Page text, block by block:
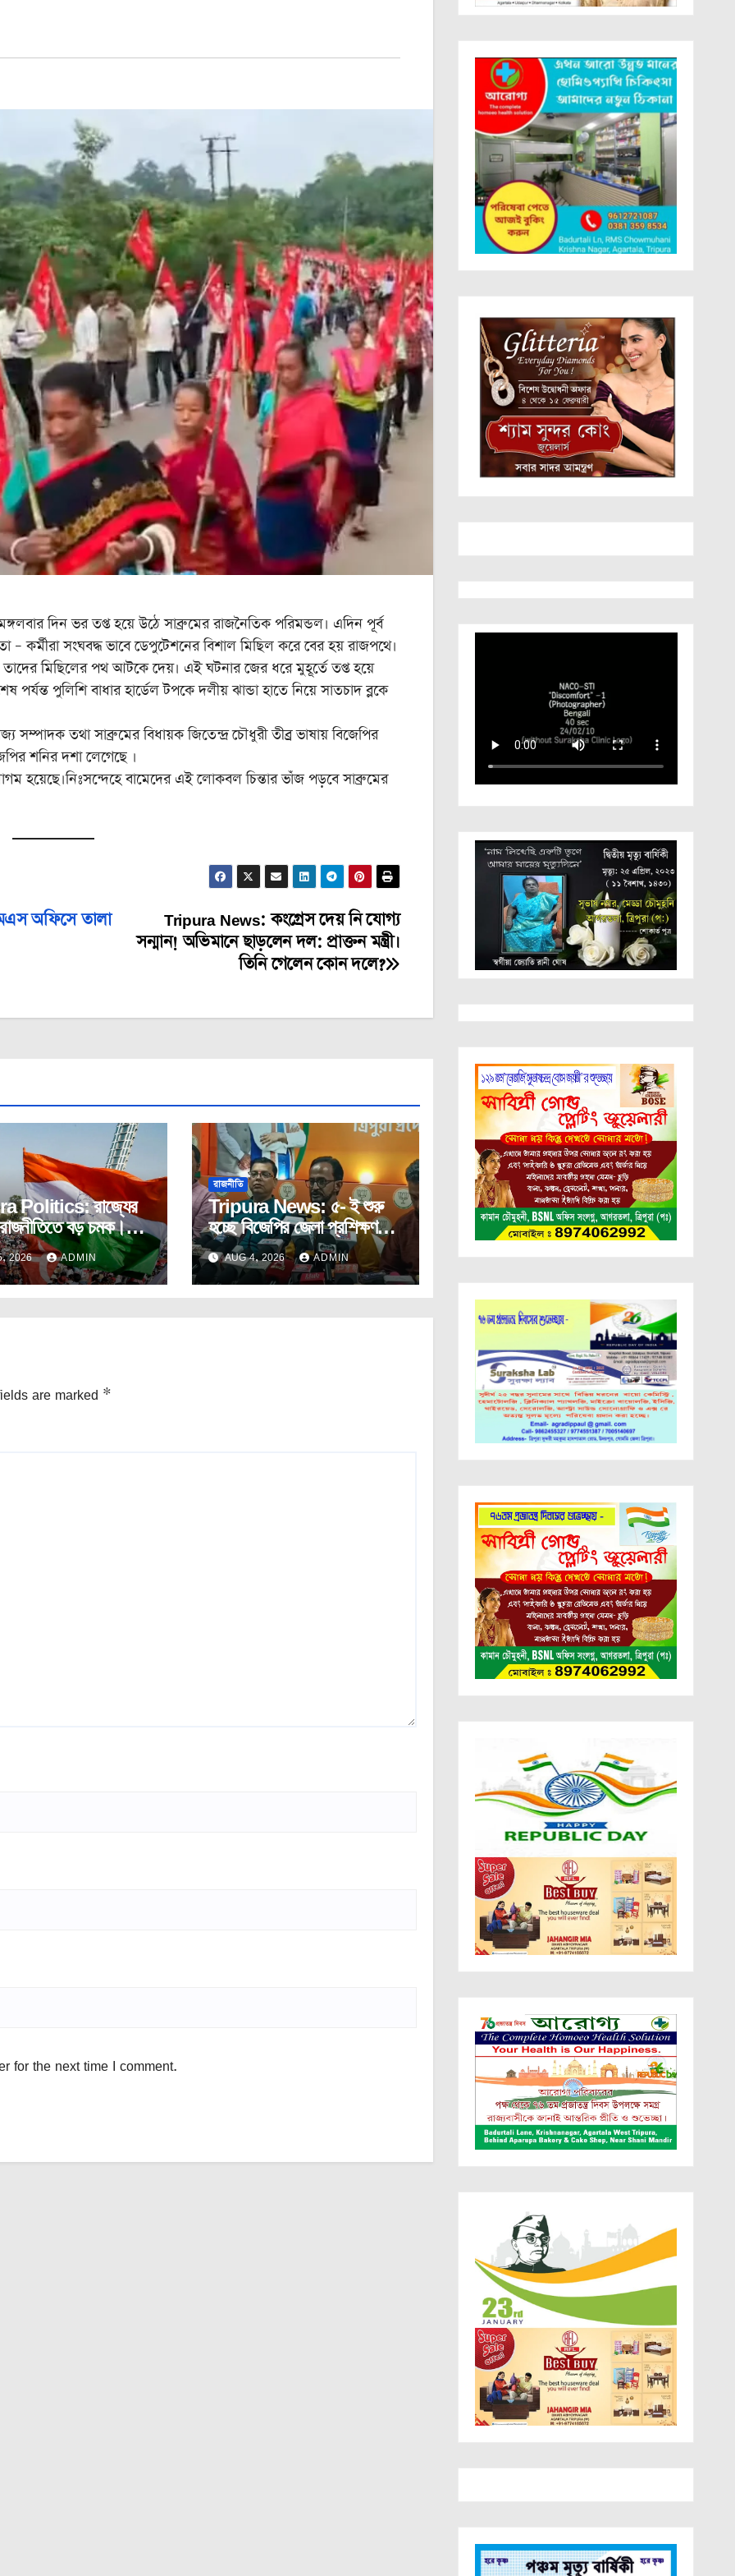
দিন ভর তপ্ত হয়ে উঠে সাব্রুমের রাজনৈতিক পরিমন্ডল। এদিন পূর্ব
– কর্মীরা সংঘবদ্ধ ভাবে ডেপুটেশনের বিশাল মিছিল করে বের হয় রাজপথে।
তাদের মিছিলের পথ আটকে দেয়। এই ঘটনার জের ধরে মুহূর্তে তপ্ত হয়ে
পর্যন্ত পুলিশি বাধার হার্ডেল টপকে দলীয় ঝান্ডা হাতে নিয়ে সাতচাদ ব্লকে
তথা সাব্রুমের বিধায়ক জিতেন্দ্র চৌধুরী তীব্র ভাষায় বিজেপির
শনির দশা লেগেছে ।
বামেদের এই লোকবল চিন্তার ভাঁজ পড়বে সাব্রুমের
Tripura News: কংগ্রেস দেয় নি যোগ্য
সন্মান! অভিমানে ছাড়লেন দল: প্রাক্তন মন্ত্রী।
তিনি গেলেন কোন দলে?
অফিসে তালা
Politics: রাজ্যের
বড় চমক।
– সিপিআইএম যৌথ
করলো পঞ্চায়েত।
2026 ADMIN
রাজনীতি
Tripura News: ৫- ই শুরু
হচ্ছে বিজেপির জেলা প্রশিক্ষণ
কর্মসূচি।
AUG 4, 2026 ADMIN
are marked *
for the next time I comment.